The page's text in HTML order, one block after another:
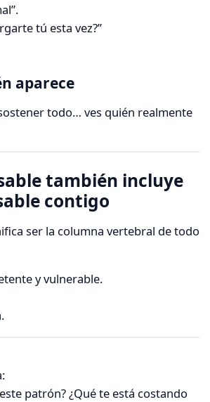
tú esta vez?”
aparece
todo… ves quién realmente
también incluye
contigo
ser la columna vertebral de todo
y vulnerable.
patrón? ¿Qué te está costando